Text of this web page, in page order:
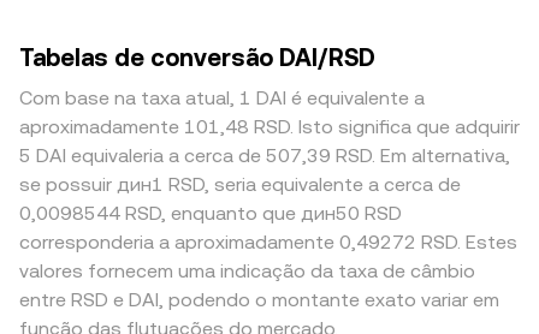
Tabelas de conversão DAI/RSD
Com base na taxa atual, 1 DAI é equivalente a
aproximadamente 101,48 RSD. Isto significa que adquirir
5 DAI equivaleria a cerca de 507,39 RSD. Em alternativa,
se possuir дин1 RSD, seria equivalente a cerca de
0,0098544 RSD, enquanto que дин50 RSD
corresponderia a aproximadamente 0,49272 RSD. Estes
valores fornecem uma indicação da taxa de câmbio
entre RSD e DAI, podendo o montante exato variar em
função das flutuações do mercado.